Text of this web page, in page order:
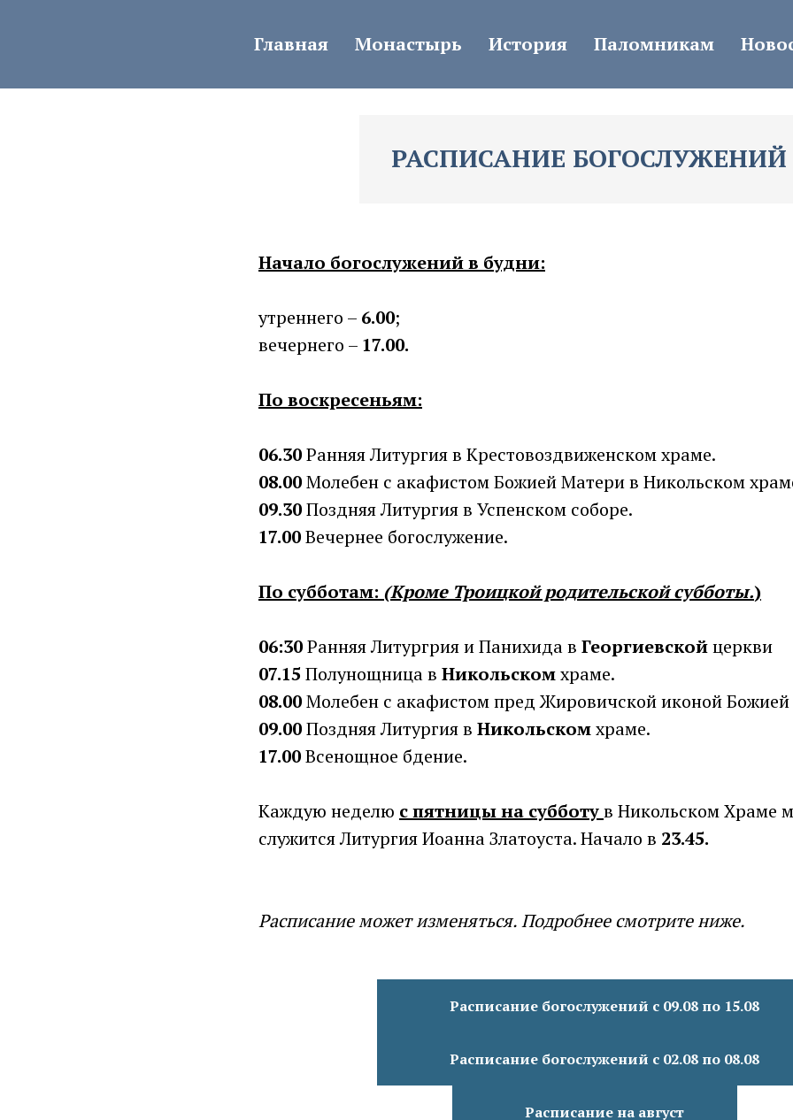
Главная Монастырь История Паломникам
РАСПИСАНИЕ БОГОСЛУЖЕНИЙ
Начало богослужений в будни:
утреннего – 6.00;
вечернего – 17.00.
По воскресеньям:
06.30Ранняя Литургия в Крестовоздвиженском храме.
08.00Молебен с акафистом Божией Матери в Никольском
09.30Поздняя Литургия в Успенском соборе.
17.00Вечернее богослужение.
По субботам: (Кроме Троицкой родительской субботы.)
06:30Ранняя Литургрия и Панихида в Георгиевскойцеркви
07.15 Полунощница в Никольскомхраме.
08.00Молебен с акафистом пред Жировичской иконой
09.00Поздняя Литургия в Никольскомхраме.
17.00Всенощное бдение.
Каждую неделю с пятницы на субботув Никольском Храме
служится Литургия Иоанна Златоуста. Начало в 23.45.
Расписание может изменяться. Подробнее смотрите ниже.
Расписание богослужений с 09.08 по 15.08
Расписание богослужений с 02.08 по 08.08
Расписание на август